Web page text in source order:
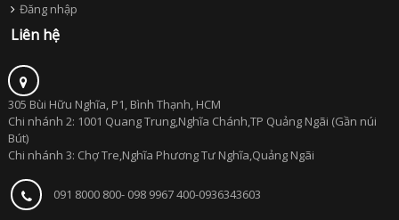
Đăng nhập
Liên hệ
305 Bùi Hữu Nghĩa, P1, Bình Thạnh, HCM
Chi nhánh 2: 1001 Quang Trung,Nghĩa Chánh,TP Quảng Ngãi (Gần núi
Bút)
Chi nhánh 3: Chợ Tre,Nghĩa Phương Tư Nghĩa,Quảng Ngãi
091 8000 800- 098 9967 400-0936343603